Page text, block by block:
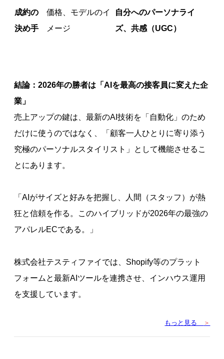
成約の
決め手
価格、モデルのイ
メージ
自分へのパーソナライ
ズ、共感（UGC）
結論：2026年の勝者は「AIを最高の接客員に変えた企
業」
売上アップの鍵は、最新のAI技術を「自動化」のため
だけに使うのではなく、「顧客一人ひとりに寄り添う
究極のパーソナルスタイリスト」として機能させるこ
とにあります。
「AIがサイズと好みを把握し、人間（スタッフ）が熱
狂と信頼を作る。このハイブリッドが2026年の最強の
アパレルECである。」
株式会社テスティファイでは、Shopify等のプラット
フォームと最新AIツールを連携させ、インハウス運用
を支援しています。
もっと見る ＞